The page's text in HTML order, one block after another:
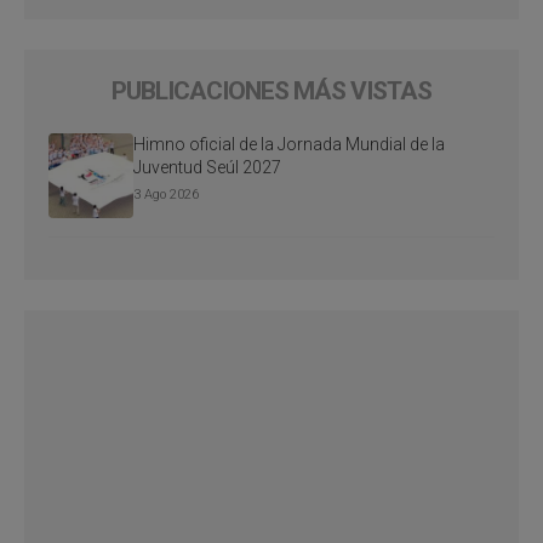
PUBLICACIONES MÁS VISTAS
Himno oficial de la Jornada Mundial de la
Juventud Seúl 2027
3 Ago 2026